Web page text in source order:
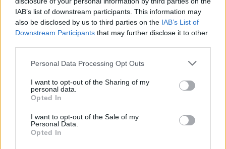
IAB’s list of downstream participants. This information may
also be disclosed by us to third parties on the IAB’s List of
Downstream Participants that may further disclose it to other
Personal Data Processing Opt Outs
I want to opt-out of the Sharing of my
personal data.
Opted In
I want to opt-out of the Sale of my
Personal Data.
Opted In
Accedioregistrati per commentare questo
articolo.
L'email è richiesta ma non verrà mostrata ai visitatori. Il contenuto di questo
commento esprime il pensiero dell'autore e non rappresenta la linea editoriale
commenti non sono testi giornalistici, ma post inviati dai singoli lettori che